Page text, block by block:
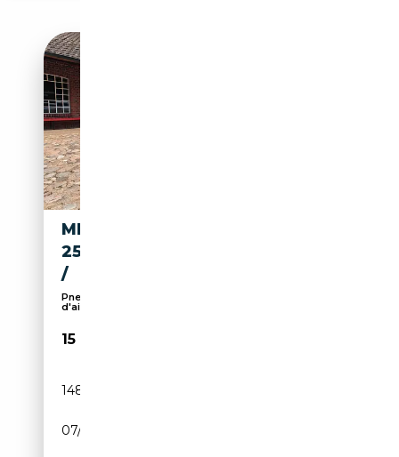
MERCEDES-BENZ CLS 250 CLS
250 CDI BLUETEC MULTIBEAM
/
Pneus été, 360° caméra, Pack Sport, Capteurs
d'aid...
15 999€
148 000 km
07/2014